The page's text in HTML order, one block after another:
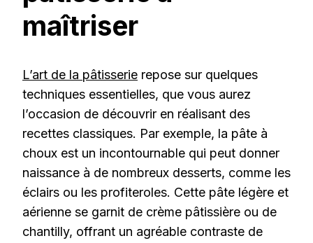
maîtriser
L’art de la pâtisserie repose sur quelques
techniques essentielles, que vous aurez
l’occasion de découvrir en réalisant des
recettes classiques. Par exemple, la pâte à
choux est un incontournable qui peut donner
naissance à de nombreux desserts, comme les
éclairs ou les profiteroles. Cette pâte légère et
aérienne se garnit de crème pâtissière ou de
chantilly, offrant un agréable contraste de